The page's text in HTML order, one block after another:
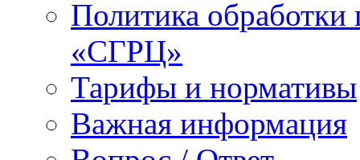
Политика
«СГРЦ»
Тарифы и нормативы
Важная информация